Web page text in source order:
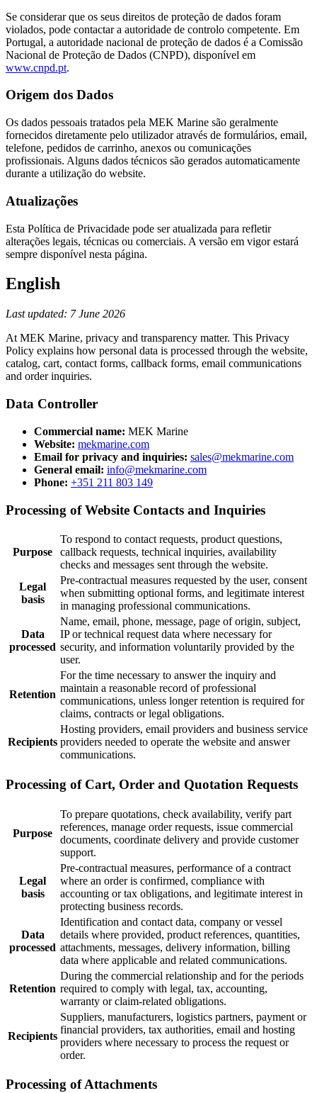
Se considerar que os seus direitos de proteção de dados foram
violados, pode contactar a autoridade de controlo competente. Em
Portugal, a autoridade nacional de proteção de dados é a Comissão
Nacional de Proteção de Dados (CNPD), disponível em
www.cnpd.pt.
Origem dos Dados
Os dados pessoais tratados pela MEK Marine são geralmente
fornecidos diretamente pelo utilizador através de formulários, email,
telefone, pedidos de carrinho, anexos ou comunicações
profissionais. Alguns dados técnicos são gerados automaticamente
durante a utilização do website.
Atualizações
Esta Política de Privacidade pode ser atualizada para refletir
alterações legais, técnicas ou comerciais. A versão em vigor estará
sempre disponível nesta página.
English
Last updated: 7 June 2026
At MEK Marine, privacy and transparency matter. This Privacy
Policy explains how personal data is processed through the website,
catalog, cart, contact forms, callback forms, email communications
and order inquiries.
Data Controller
Commercial name: MEK Marine
Website: mekmarine.com
Email for privacy and inquiries: sales@mekmarine.com
General email: info@mekmarine.com
Phone: +351 211 803 149
Processing of Website Contacts and Inquiries
Purpose
To respond to contact requests, product questions,
callback requests, technical inquiries, availability
checks and messages sent through the website.
Legal
basis
Pre-contractual measures requested by the user, consent
when submitting optional forms, and legitimate interest
in managing professional communications.
Data
processed
Name, email, phone, message, page of origin, subject,
IP or technical request data where necessary for
security, and information voluntarily provided by the
user.
Retention
For the time necessary to answer the inquiry and
maintain a reasonable record of professional
communications, unless longer retention is required for
claims, contracts or legal obligations.
Recipients
Hosting providers, email providers and business service
providers needed to operate the website and answer
communications.
Processing of Cart, Order and Quotation Requests
Purpose
To prepare quotations, check availability, verify part
references, manage order requests, issue commercial
documents, coordinate delivery and provide customer
support.
Legal
basis
Pre-contractual measures, performance of a contract
where an order is confirmed, compliance with
accounting or tax obligations, and legitimate interest in
protecting business records.
Data
processed
Identification and contact data, company or vessel
details where provided, product references, quantities,
attachments, messages, delivery information, billing
data where applicable and related communications.
Retention
During the commercial relationship and for the periods
required to comply with legal, tax, accounting,
warranty or claim-related obligations.
Recipients
Suppliers, manufacturers, logistics partners, payment or
financial providers, tax authorities, email and hosting
providers where necessary to process the request or
order.
Processing of Attachments